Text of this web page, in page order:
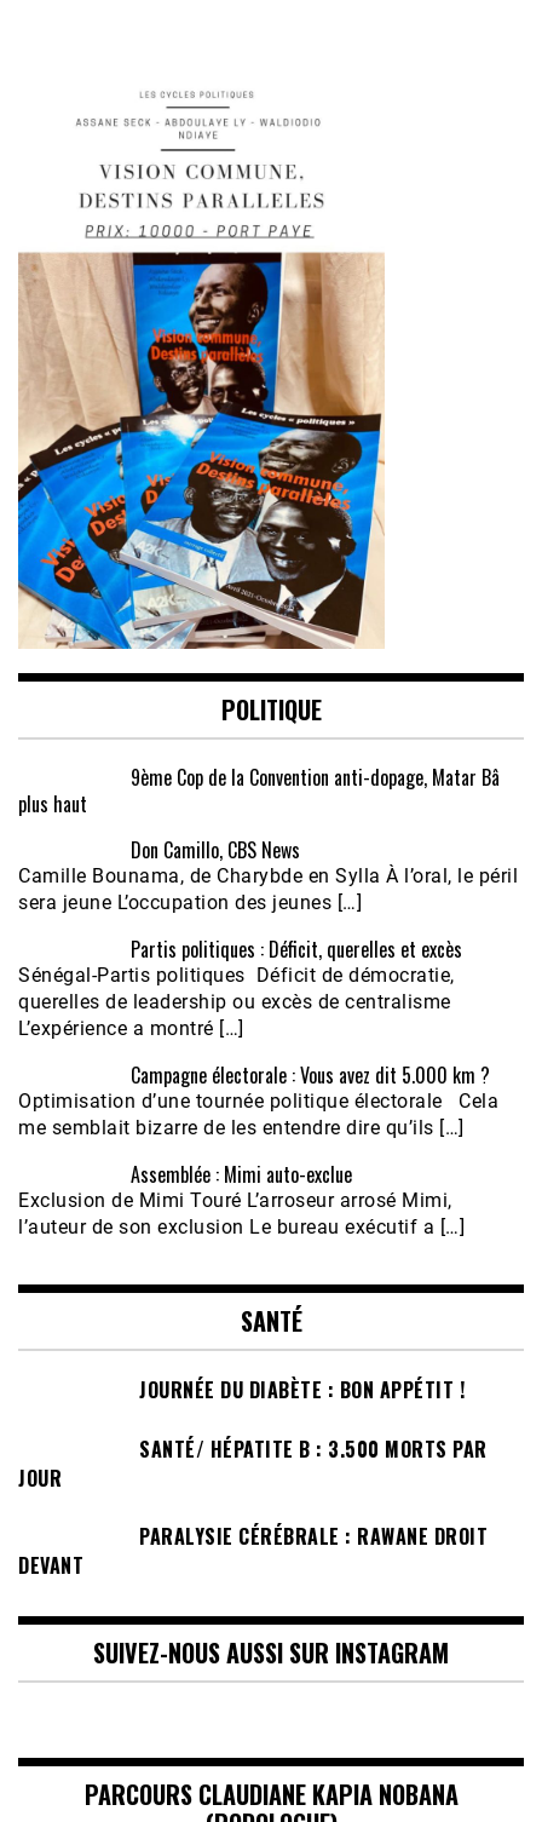
POLITIQUE
9ème Cop de la Convention anti-dopage, Matar Bâ
plus haut
Don Camillo, CBS News
Camille Bounama, de Charybde en Sylla À l’oral, le péril
sera jeune L’occupation des jeunes […]
Partis politiques : Déficit, querelles et excès
Sénégal-Partis politiques Déficit de démocratie,
querelles de leadership ou excès de centralisme
L’expérience a montré […]
Campagne électorale : Vous avez dit 5.000 km ?
Optimisation d’une tournée politique électorale Cela
me semblait bizarre de les entendre dire qu’ils […]
Assemblée : Mimi auto-exclue
Exclusion de Mimi Touré L’arroseur arrosé Mimi,
l’auteur de son exclusion Le bureau exécutif a […]
SANTÉ
JOURNÉE DU DIABÈTE : BON APPÉTIT !
SANTÉ/ HÉPATITE B : 3.500 MORTS PAR
JOUR
PARALYSIE CÉRÉBRALE : RAWANE DROIT
DEVANT
SUIVEZ-NOUS AUSSI SUR INSTAGRAM
PARCOURS CLAUDIANE KAPIA NOBANA